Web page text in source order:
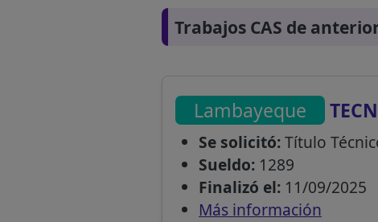
Trabajos CAS de
Lambayeque
Se solicitó:Título
Sueldo:1289
Finalizó el:11/09/2025
Más información